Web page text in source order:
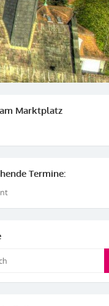
Marktplatz
Termine: